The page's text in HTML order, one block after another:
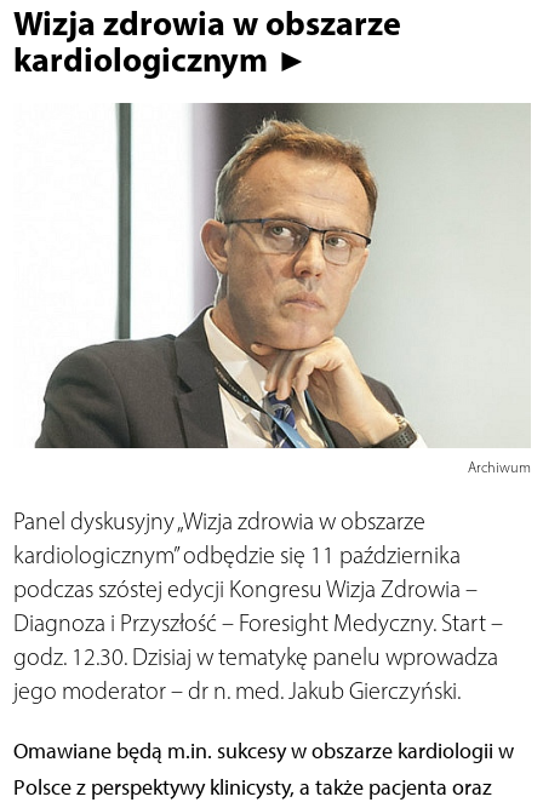
Wizja zdrowia w obszarze
kardiologicznym ►
Archiwum
Panel dyskusyjny „Wizja zdrowia w obszarze
kardiologicznym” odbędzie się 11 października
podczas szóstej edycji Kongresu Wizja Zdrowia –
Diagnoza i Przyszłość – Foresight Medyczny. Start –
godz. 12.30. Dzisiaj w tematykę panelu wprowadza
jego moderator – dr n. med. Jakub Gierczyński.
Omawiane będą m.in. sukcesy w obszarze kardiologii w
Polsce z perspektywy klinicysty, a także pacjenta oraz